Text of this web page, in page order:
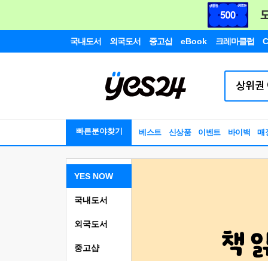
국내도서 외국도서 중고샵 eBook 크레마클럽
빠른분야찾기 베스트 신상품 이벤트 바이백 매
YES NOW
국내도서
외국도서
중고샵